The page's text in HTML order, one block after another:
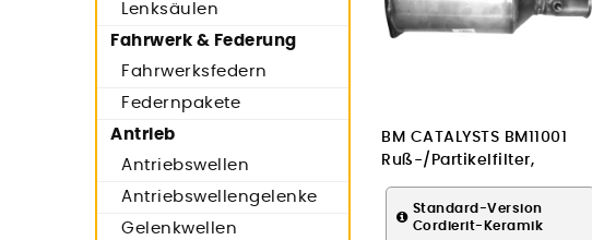
Lenksäulen
Fahrwerk & Federung
Fahrwerksfedern
Federnpakete
Antrieb
Antriebswellen
Antriebswellengelenke
Gelenkwellen
BM CATALYSTS BM11001
Ruß-/Partikelfilter,
Abgasanlage für CITROËN
Standard-Version
Cordierit-Keramik